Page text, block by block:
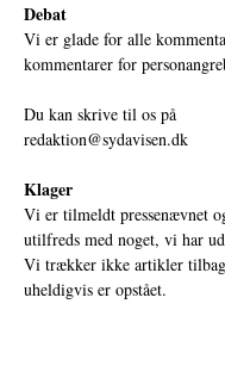
Debat
Vi er glade for alle
kommentarer for
Du kan skrive til os på
redaktion@sydavisen.dk
Klager
Vi er tilmeldt pressenævnet
utilfreds med noget, vi har
Vi trækker ikke artikler
uheldigvis er opstået.